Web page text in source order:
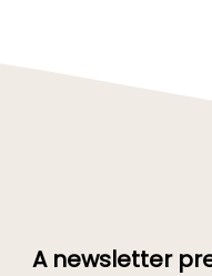
A newsletter